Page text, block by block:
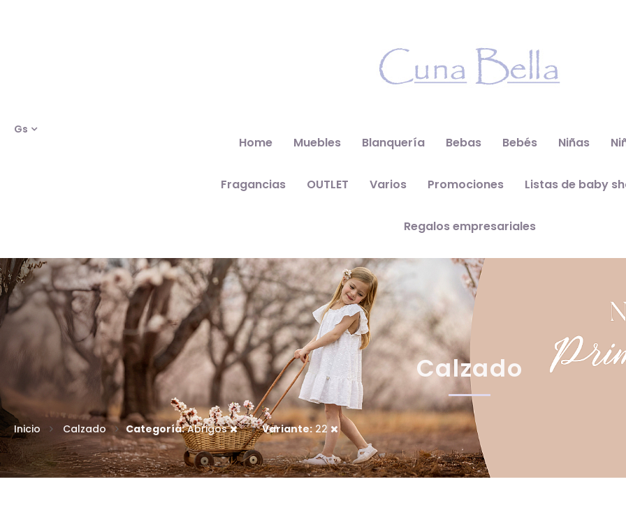
Gs
Home Muebles Blanquería Bebas Bebés Niñas
Fragancias OUTLET Varios Promociones Listas de baby
Regalos empresariales
Calzado
Inicio Calzado Categoría:Abrigos Variante:22